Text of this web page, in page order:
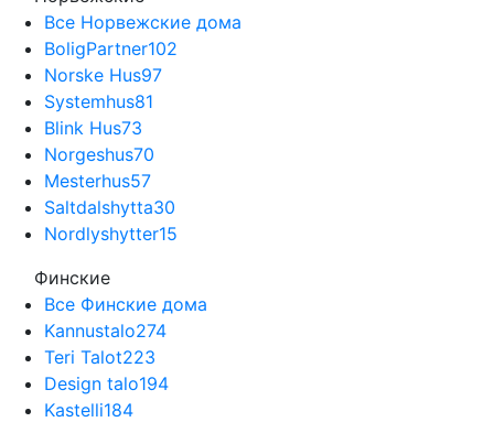
Все Норвежские дома
BoligPartner102
Norske Hus97
Systemhus81
Blink Hus73
Norgeshus70
Mesterhus57
Saltdalshytta30
Nordlyshytter15
Финские
Все Финские дома
Kannustalo274
Teri Talot223
Design talo194
Kastelli184